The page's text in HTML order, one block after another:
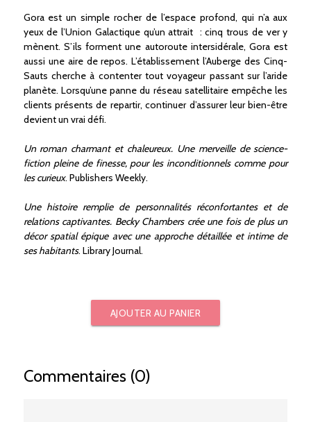
Gora est un simple rocher de l’espace profond, qui n’a aux
yeux de l’Union Galactique qu’un attrait : cinq trous de ver y
mènent. S’ils forment une autoroute intersidérale, Gora est
aussi une aire de repos. L’établissement l’Auberge des Cinq-
Sauts cherche à contenter tout voyageur passant sur l’aride
planète. Lorsqu’une panne du réseau satellitaire empêche les
clients présents de repartir, continuer d’assurer leur bien-être
devient un vrai défi.
Un roman charmant et chaleureux. Une merveille de science-
fiction pleine de finesse, pour les inconditionnels comme pour
les curieux. Publishers Weekly.
Une histoire remplie de personnalités réconfortantes et de
relations captivantes. Becky Chambers crée une fois de plus un
décor spatial épique avec une approche détaillée et intime de
ses habitants. Library Journal.
AJOUTER AU PANIER
Commentaires (0)